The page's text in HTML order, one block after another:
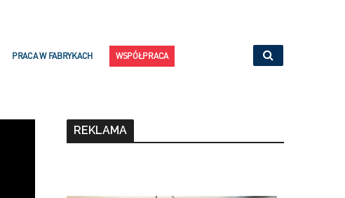
PRACA W FABRYKACH WSPÓŁPRACA
REKLAMA